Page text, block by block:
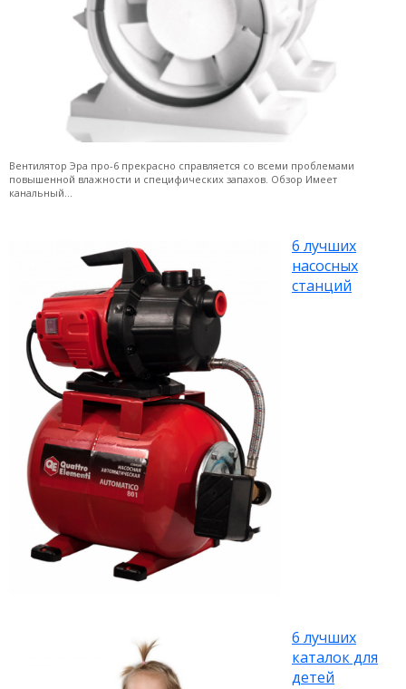
Вентилятор Эра про-6 прекрасно справляется со всеми проблемами
повышенной влажности и специфических запахов. Обзор Имеет
канальный...
6 лучших
насосных
станций
6 лучших
каталок для
детей